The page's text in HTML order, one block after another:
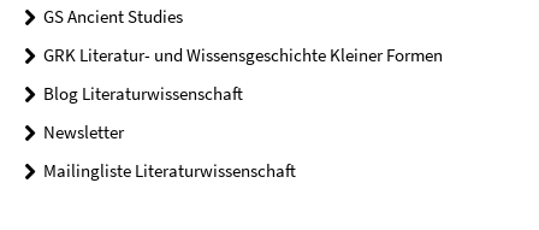
GS Ancient Studies
GRK Literatur- und Wissensgeschichte Kleiner Formen
Blog Literaturwissenschaft
Newsletter
Mailingliste Literaturwissenschaft